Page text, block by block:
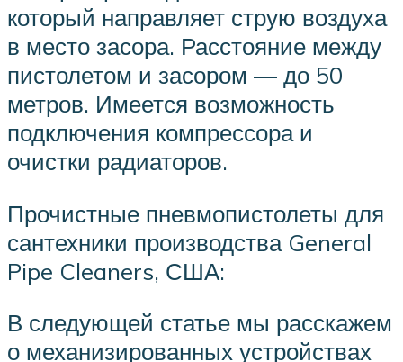
который направляет струю воздуха
в место засора. Расстояние между
пистолетом и засором — до 50
метров. Имеется возможность
подключения компрессора и
очистки радиаторов.
Прочистные пневмопистолеты для
сантехники производства General
Pipe Cleaners, США:
В следующей статье мы расскажем
о механизированных устройствах